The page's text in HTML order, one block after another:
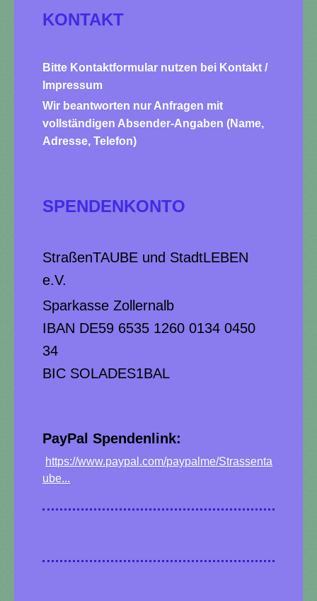
KONTAKT
Bitte Kontaktformular nutzen bei Kontakt /
Impressum
Wir beantworten nur Anfragen mit
vollständigen Absender-Angaben (Name,
Adresse, Telefon)
SPENDENKONTO
StraßenTAUBE und StadtLEBEN
e.V.​
Sparkasse Zollernalb
IBAN DE59 6535 1260 0134 0450
34
BIC SOLADES1BAL
PayPal Spendenlink:
https://www.paypal.com/paypalme/Strassenta
ube...